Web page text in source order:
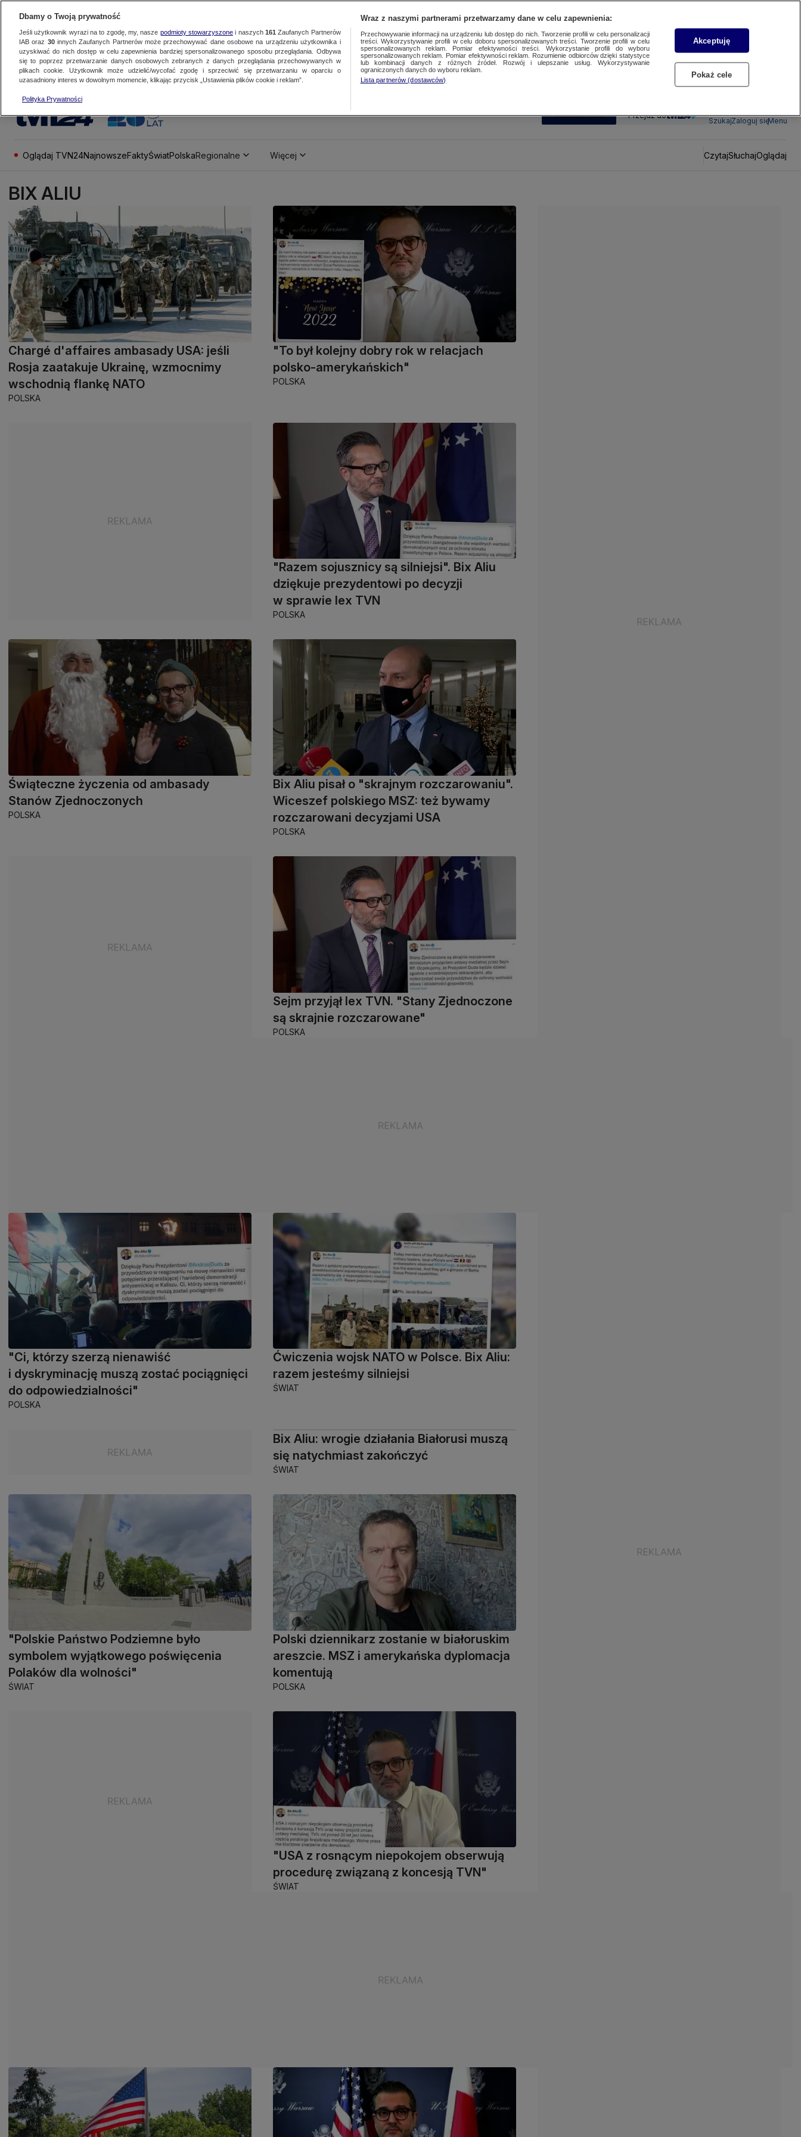
SUBSKRYBUJ Przejdź do
SzukajZaloguj sięMenu
Oglądaj TVN24NajnowszeFaktyŚwiatPolskaRegionalne Więcej CzytajSłuchajOglądaj
BIX ALIU
Chargé d'affaires ambasady USA: jeśli
Rosja zaatakuje Ukrainę, wzmocnimy
wschodnią flankę NATO
POLSKA
"To był kolejny dobry rok w relacjach
polsko-amerykańskich"
POLSKA
"Razem sojusznicy są silniejsi". Bix Aliu
dziękuje prezydentowi po decyzji
w sprawie lex TVN
POLSKA
Świąteczne życzenia od ambasady
Stanów Zjednoczonych
POLSKA
Bix Aliu pisał o "skrajnym rozczarowaniu".
Wiceszef polskiego MSZ: też bywamy
rozczarowani decyzjami USA
POLSKA
Sejm przyjął lex TVN. "Stany Zjednoczone
są skrajnie rozczarowane"
POLSKA
"Ci, którzy szerzą nienawiść
i dyskryminację muszą zostać pociągnięci
do odpowiedzialności"
POLSKA
Ćwiczenia wojsk NATO w Polsce. Bix Aliu:
razem jesteśmy silniejsi
ŚWIAT
Bix Aliu: wrogie działania Białorusi muszą
się natychmiast zakończyć
ŚWIAT
"Polskie Państwo Podziemne było
symbolem wyjątkowego poświęcenia
Polaków dla wolności"
ŚWIAT
Polski dziennikarz zostanie w białoruskim
areszcie. MSZ i amerykańska dyplomacja
komentują
POLSKA
"USA z rosnącym niepokojem obserwują
procedurę związaną z koncesją TVN"
ŚWIAT
Dbamy o Twoją prywatność
Jeśli użytkownik wyrazi na to zgodę, my, nasze podmioty stowarzyszonei naszych 161 Zaufanych Partnerów
IAB oraz 30innych Zaufanych Partnerów może przechowywać dane osobowe na urządzeniu użytkownika i
uzyskiwać do nich dostęp w celu zapewnienia bardziej spersonalizowanego sposobu przeglądania. Odbywa
się to poprzez przetwarzanie danych osobowych zebranych z danych przeglądania przechowywanych w
plikach cookie. Użytkownik może udzielić/wycofać zgodę i sprzeciwić się przetwarzaniu w oparciu o
uzasadniony interes w dowolnym momencie, klikając przycisk „Ustawienia plików cookie i reklam”.
Polityka Prywatności
Wraz z naszymi partnerami przetwarzamy dane w celu zapewnienia:
Przechowywanie informacji na urządzeniu lub dostęp do nich. Tworzenie profili w celu personalizacji
treści. Wykorzystywanie profili w celu doboru spersonalizowanych treści. Tworzenie profili w celu
spersonalizowanych reklam. Pomiar efektywności treści. Wykorzystanie profili do wyboru
spersonalizowanych reklam. Pomiar efektywności reklam. Rozumienie odbiorców dzięki statystyce
lub kombinacji danych z różnych źródeł. Rozwój i ulepszanie usług. Wykorzystywanie
ograniczonych danych do wyboru reklam.
Lista partnerów (dostawców)
Akceptuję
Pokaż cele